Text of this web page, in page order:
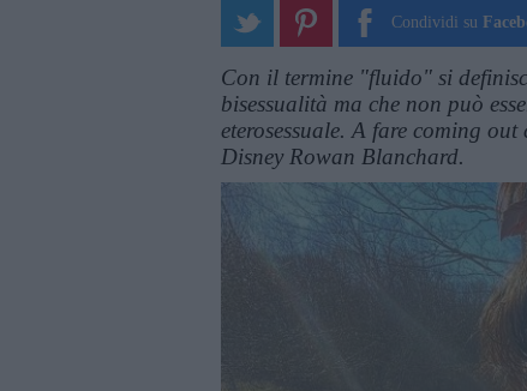
Condividi su
Con il termine "fluido" si
bisessualità ma che non può
eterosessuale. A fare coming
Disney Rowan Blanchard.